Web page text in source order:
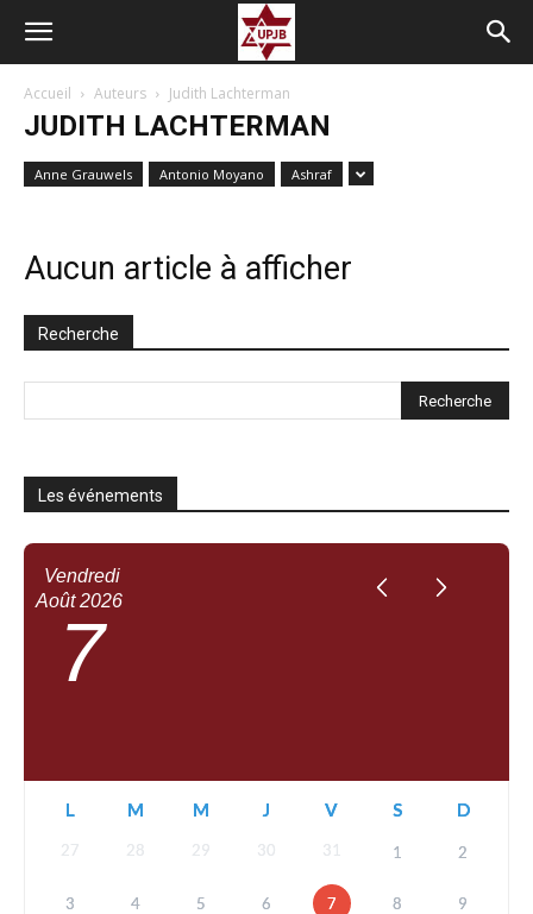
Accueil Auteurs Judith Lachterman
JUDITH LACHTERMAN
Anne Grauwels Antonio Moyano Ashraf
Aucun article à afficher
Recherche
Les événements
Vendredi
Août 2026
7
L M M J V S D
27 28 29 30 31 1 2
3 4 5 6 7 8 9